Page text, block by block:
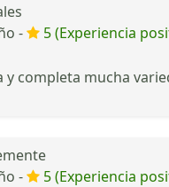
-
5 (Experiencia
y completa mucha
-
5 (Experiencia